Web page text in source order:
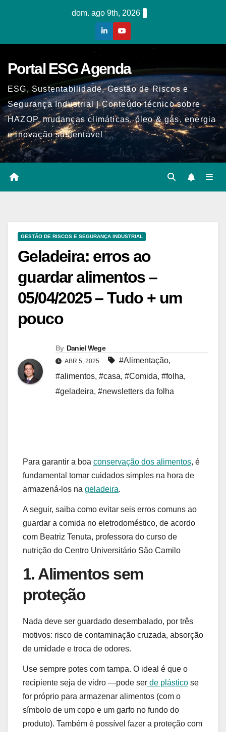
dom. ago 9th, 2026
Portal ESG Agenda
ESG, Sustentabilidade, Gestão de Riscos e
Segurança Industrial | Conteúdo técnico sobre
HAZOP, mudanças climáticas, óleo & gás, energia
e inovação sustentável
GESTÃO DE RISCOS E SEGURANÇA INDUSTRIAL
Geladeira: erros ao
guardar alimentos –
05/04/2025 – Tudo + um
pouco
By Daniel Wege
ABR 5, 2025 #Alimentação,
#alimentos, #casa, #Comida, #folha,
#geladeira, #newsletters da folha
Para garantir a boa conservação dos alimentos, é
fundamental tomar cuidados simples na hora de
armazená-los na geladeira.
A seguir, saiba como evitar seis erros comuns ao
guardar a comida no eletrodoméstico, de acordo
com Beatriz Tenuta, professora do curso de
nutrição do Centro Universitário São Camilo
1. Alimentos sem
proteção
Nada deve ser guardado desembalado, por três
motivos: risco de contaminação cruzada, absorção
de umidade e troca de odores.
Use sempre potes com tampa. O ideal é que o
recipiente seja de vidro —pode ser de plástico se
for próprio para armazenar alimentos (com o
símbolo de um copo e um garfo no fundo do
produto). Também é possível fazer a proteção com